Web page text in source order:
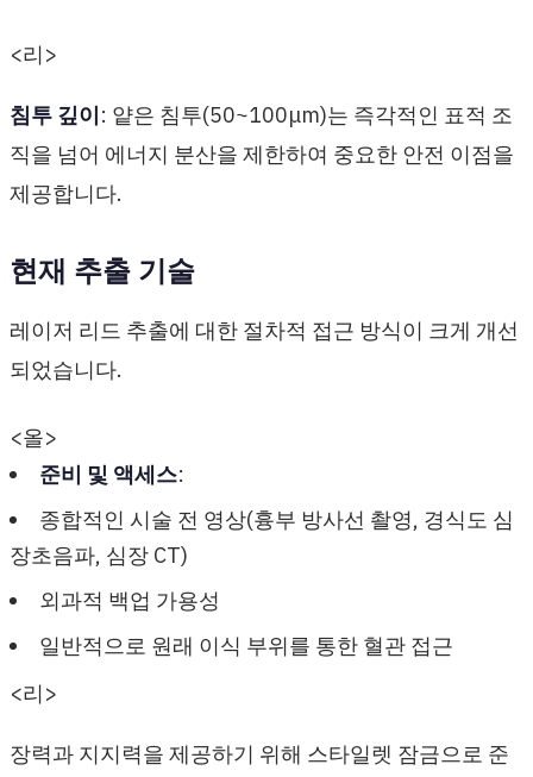
<리>
침투 깊이: 얕은 침투(50~100μm)는 즉각적인 표적 조
직을 넘어 에너지 분산을 제한하여 중요한 안전 이점을
제공합니다.
현재 추출 기술
레이저 리드 추출에 대한 절차적 접근 방식이 크게 개선
되었습니다.
<올>
준비 및 액세스:
종합적인 시술 전 영상(흉부 방사선 촬영, 경식도 심
장초음파, 심장 CT)
외과적 백업 가용성
일반적으로 원래 이식 부위를 통한 혈관 접근
<리>
장력과 지지력을 제공하기 위해 스타일렛 잠금으로 준